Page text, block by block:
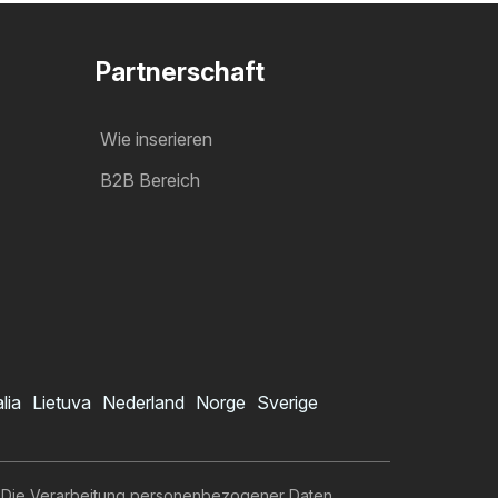
Partnerschaft
Wie inserieren
B2B Bereich
Lietuva Nederland Norge Sverige